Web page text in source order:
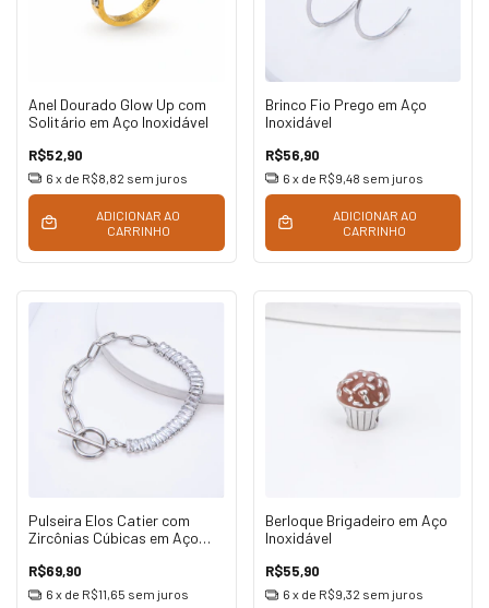
Anel Dourado Glow Up com
Solitário em Aço Inoxidável
R$52,90
6 x de R$8,82 sem juros
ADICIONAR AO
CARRINHO
Brinco Fio Prego em Aço
Inoxidável
R$56,90
6 x de R$9,48 sem juros
ADICIONAR AO
CARRINHO
Pulseira Elos Catier com
Zircônias Cúbicas em Aço
R$69,90
6 x de R$11,65 sem juros
Berloque Brigadeiro em Aço
Inoxidável
R$55,90
6 x de R$9,32 sem juros